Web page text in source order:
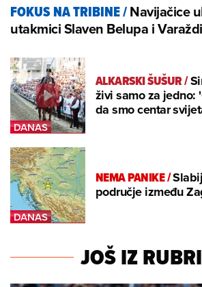
FOKUS NA TRIBINE/Navijačice
utakmici Slaven Belupa i
ALKARSKI ŠUŠUR/
živi samo za jedno:
da smo centar
NEMA PANIKE/
područje između
JOŠ IZ